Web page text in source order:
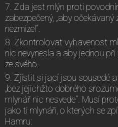
7. Zda jest mlýn proti
zabezpečený, „aby
nezmizel“.
8. Zkontrolovat vybavenost
nic nevynesla a aby jednou
ze svého.
9. Zjistit si jací jsou sousedé
„bez jejichžto dobrého
mlynář nic nesvede“. Musí
jako ti mlynáři, o kterých se
Hamru: